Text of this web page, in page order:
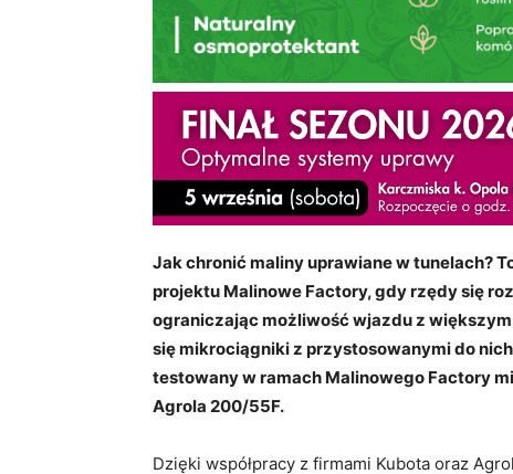
Jak chronić maliny uprawiane w tunelach?
projektu Malinowe Factory, gdy rzędy się
ograniczając możliwość wjazdu z
się mikrociągniki z przystosowanymi do
testowany w ramach Malinowego Factory
Agrola 200/55F.
Dzięki współpracy z firmami Kubota oraz